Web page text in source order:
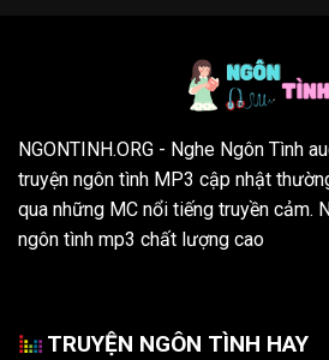
NGONTINH.ORG - Nghe Ngôn Tình
truyện ngôn tình MP3 cập nhật
qua những MC nổi tiếng truyền cảm.
ngôn tình mp3 chất lượng cao
TRUYỆN NGÔN TÌNH HAY